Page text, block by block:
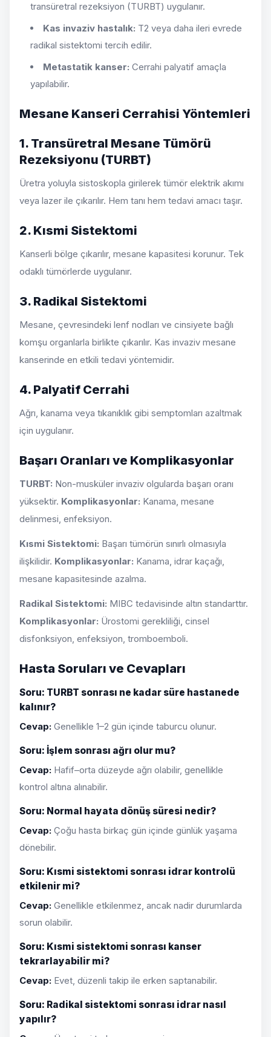
transüretral rezeksiyon (TURBT) uygulanır.
Kas invaziv hastalık: T2 veya daha ileri evrede
radikal sistektomi tercih edilir.
Metastatik kanser: Cerrahi palyatif amaçla
yapılabilir.
Mesane Kanseri Cerrahisi Yöntemleri
1. Transüretral Mesane Tümörü
Rezeksiyonu (TURBT)
Üretra yoluyla sistoskopla girilerek tümör elektrik akımı
veya lazer ile çıkarılır. Hem tanı hem tedavi amacı taşır.
2. Kısmi Sistektomi
Kanserli bölge çıkarılır, mesane kapasitesi korunur. Tek
odaklı tümörlerde uygulanır.
3. Radikal Sistektomi
Mesane, çevresindeki lenf nodları ve cinsiyete bağlı
komşu organlarla birlikte çıkarılır. Kas invaziv mesane
kanserinde en etkili tedavi yöntemidir.
4. Palyatif Cerrahi
Ağrı, kanama veya tıkanıklık gibi semptomları azaltmak
için uygulanır.
Başarı Oranları ve Komplikasyonlar
TURBT: Non-musküler invaziv olgularda başarı oranı
yüksektir. Komplikasyonlar: Kanama, mesane
delinmesi, enfeksiyon.
Kısmi Sistektomi: Başarı tümörün sınırlı olmasıyla
ilişkilidir. Komplikasyonlar: Kanama, idrar kaçağı,
mesane kapasitesinde azalma.
Radikal Sistektomi: MIBC tedavisinde altın standarttır.
Komplikasyonlar: Ürostomi gerekliliği, cinsel
disfonksiyon, enfeksiyon, tromboemboli.
Hasta Soruları ve Cevapları
Soru: TURBT sonrası ne kadar süre hastanede
kalınır?
Cevap: Genellikle 1–2 gün içinde taburcu olunur.
Soru: İşlem sonrası ağrı olur mu?
Cevap: Hafif–orta düzeyde ağrı olabilir, genellikle
kontrol altına alınabilir.
Soru: Normal hayata dönüş süresi nedir?
Cevap: Çoğu hasta birkaç gün içinde günlük yaşama
dönebilir.
Soru: Kısmi sistektomi sonrası idrar kontrolü
etkilenir mi?
Cevap: Genellikle etkilenmez, ancak nadir durumlarda
sorun olabilir.
Soru: Kısmi sistektomi sonrası kanser
tekrarlayabilir mi?
Cevap: Evet, düzenli takip ile erken saptanabilir.
Soru: Radikal sistektomi sonrası idrar nasıl
yapılır?